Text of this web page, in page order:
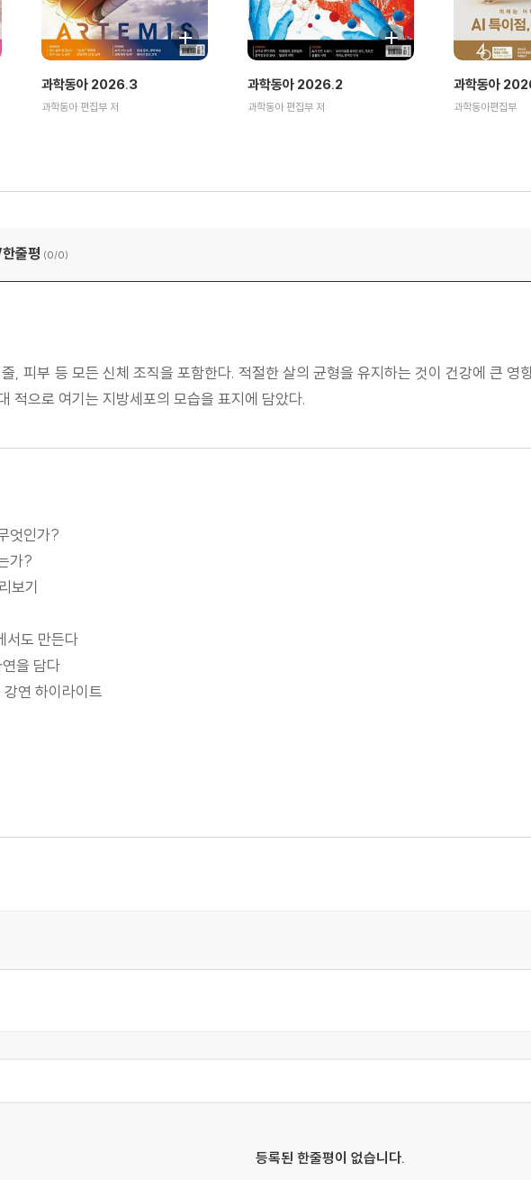
과학동아 2026.3
과학동아 편집부 저
과학동아 2026.2
과학동아 편집부 저
과학동아
과학동아편집부
줄평 (0/0)
, 피부 등 모든 신체 조직을 포함한다. 적절한 살의 균형을 유지하는 것이 건강에 큰 영
적으로 여기는 지방세포의 모습을 표지에 담았다.
엇인가?
가?
보기
서도 만든다
을 담다
연 하이라이트
연구 윤리
의례?
공룡 화석?
? 역학적 에너지
등록된 한줄평이 없습니다.